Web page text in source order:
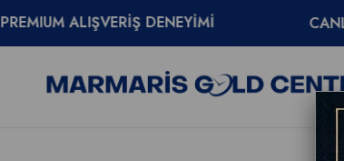
DENEYİMİ CANLI DESTEK